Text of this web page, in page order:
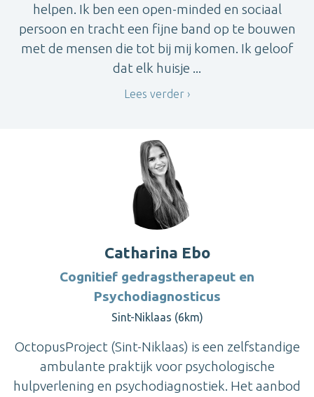
helpen. Ik ben een open-minded en sociaal
persoon en tracht een fijne band op te bouwen
met de mensen die tot bij mij komen. Ik geloof
dat elk huisje ...
Lees verder
Catharina Ebo
Cognitief gedragstherapeut en
Psychodiagnosticus
Sint-Niklaas (6km)
OctopusProject (Sint-Niklaas) is een zelfstandige
ambulante praktijk voor psychologische
hulpverlening en psychodiagnostiek. Het aanbod